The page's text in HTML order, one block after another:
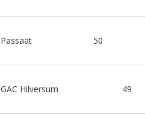
Passaat 50
GAC Hilversum 49